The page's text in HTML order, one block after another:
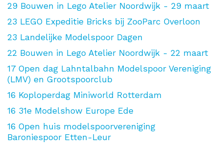
29 Bouwen in Lego Atelier Noordwijk - 29 maart
23 LEGO Expeditie Bricks bij ZooParc Overloon
23 Landelijke Modelspoor Dagen
22 Bouwen in Lego Atelier Noordwijk - 22 maart
17 Open dag Lahntalbahn Modelspoor Vereniging
(LMV) en Grootspoorclub
16 Koploperdag Miniworld Rotterdam
16 31e Modelshow Europe Ede
16 Open huis modelspoorvereniging
Baroniespoor Etten-Leur